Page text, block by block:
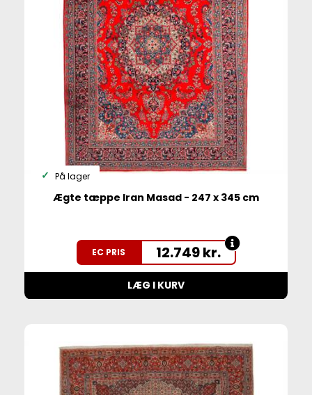
På lager
Ægte tæppe Iran Masad - 247 x 345 cm
EC PRIS 12.749kr.
LÆG I KURV